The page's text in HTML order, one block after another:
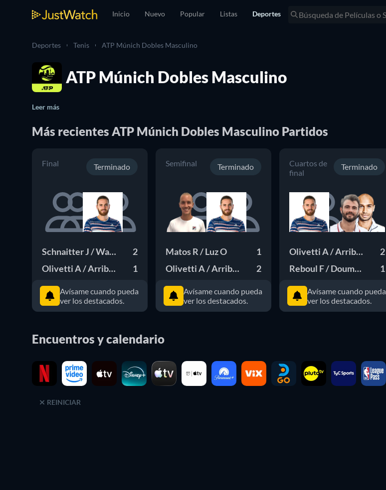
Inicio Nuevo Popular Listas Deportes
Deportes Tenis ATP Múnich Dobles Masculino
ATP Múnich Dobles Masculino
Leer más
Más recientes ATP Múnich Dobles Masculino Partidos
Final Terminado
Schnaitter J / Wallner M
2
Olivetti A / Arribage T
1
Avísame cuando pueda
ver los destacados.
Semifinal Terminado
Matos R / Luz O
1
Olivetti A / Arribage T
2
Avísame cuando pueda
ver los destacados.
Cuartos de
final
Terminado
Olivetti A / Arribage T
2
Reboul F / Doumbia S
1
Avísame cuando pueda
ver los destacados.
Encuentros y calendario
REINICIAR